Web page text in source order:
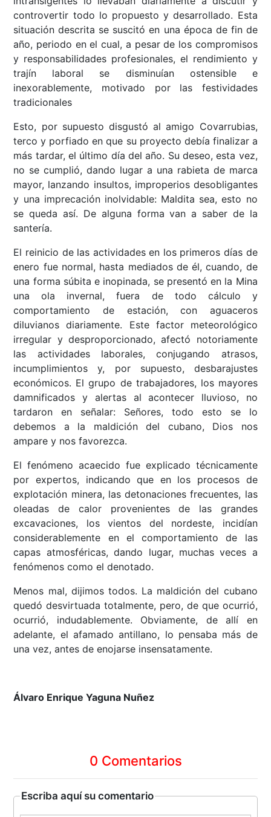
controvertir todo lo propuesto y desarrollado. Esta
situación descrita se suscitó en una época de fin de
año, periodo en el cual, a pesar de los compromisos
y responsabilidades profesionales, el rendimiento y
trajín laboral se disminuían ostensible e
inexorablemente, motivado por las festividades
tradicionales
Esto, por supuesto disgustó al amigo Covarrubias,
terco y porfiado en que su proyecto debía finalizar a
más tardar, el último día del año. Su deseo, esta vez,
no se cumplió, dando lugar a una rabieta de marca
mayor, lanzando insultos, improperios desobligantes
y una imprecación inolvidable: Maldita sea, esto no
se queda así. De alguna forma van a saber de la
santería.
El reinicio de las actividades en los primeros días de
enero fue normal, hasta mediados de él, cuando, de
una forma súbita e inopinada, se presentó en la Mina
una ola invernal, fuera de todo cálculo y
comportamiento de estación, con aguaceros
diluvianos diariamente. Este factor meteorológico
irregular y desproporcionado, afectó notoriamente
las actividades laborales, conjugando atrasos,
incumplimientos y, por supuesto, desbarajustes
económicos. El grupo de trabajadores, los mayores
damnificados y alertas al acontecer lluvioso, no
tardaron en señalar: Señores, todo esto se lo
debemos a la maldición del cubano, Dios nos
ampare y nos favorezca.
El fenómeno acaecido fue explicado técnicamente
por expertos, indicando que en los procesos de
explotación minera, las detonaciones frecuentes, las
oleadas de calor provenientes de las grandes
excavaciones, los vientos del nordeste, incidían
considerablemente en el comportamiento de las
capas atmosféricas, dando lugar, muchas veces a
fenómenos como el denotado.
Menos mal, dijimos todos. La maldición del cubano
quedó desvirtuada totalmente, pero, de que ocurrió,
ocurrió, indudablemente. Obviamente, de allí en
adelante, el afamado antillano, lo pensaba más de
una vez, antes de enojarse insensatamente.
Álvaro Enrique Yaguna Nuñez
0 Comentarios
Escriba aquí su comentario